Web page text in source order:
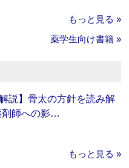
もっと見る »
薬学生向け書籍 »
説】骨太の方針を読み解
剤師への影…
もっと見る »